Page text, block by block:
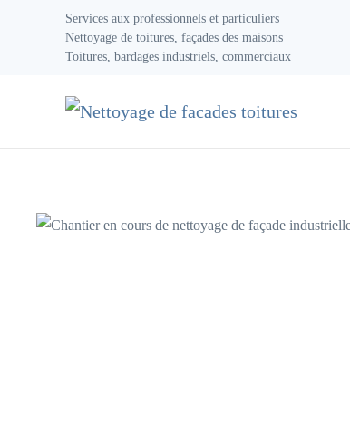
Accéder au contenu principal
Services aux professionnels et particuliers
Nettoyage de toitures, façades des maisons
Toitures, bardages industriels, commerciaux